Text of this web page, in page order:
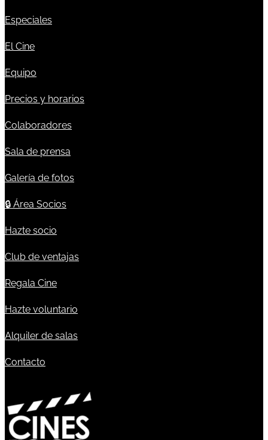
Especiales
El Cine
Equipo
Precios y horarios
Colaboradores
Sala de prensa
Galería de fotos
🔒 Área Socios
Hazte socio
Club de ventajas
Regala Cine
Hazte voluntario
Alquiler de salas
Contacto